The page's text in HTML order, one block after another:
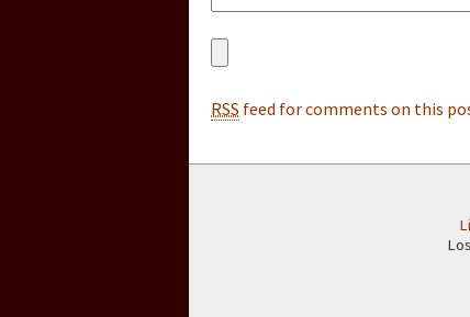
RSS feed for comments on this